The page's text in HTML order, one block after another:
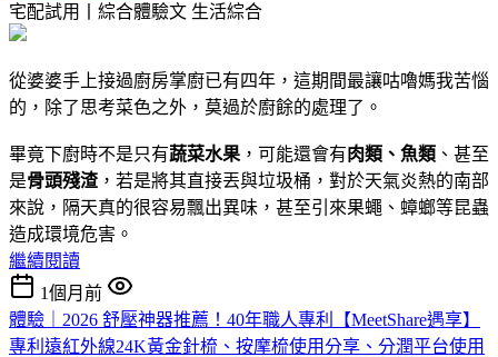
宅配試用丨綜合體驗文 生活綜合
從婆婆手上接過廚房掌廚已有四年，這期間最讓咕嚕媽我苦惱
的，除了思考菜色之外，莫過於廚餘的處理了。
畢竟下廚時不是只有蔬菜水果 ，可能還會有肉類、魚類 、甚至
是骨頭殘渣 ，若是將其直接丟與垃圾桶，對於天氣炎熱的南部
來說，隔天真的很容易飄出異味，甚至引來果蠅、蟑螂等昆蟲
造成環境危害。
繼續閱讀
1個月前
體驗｜2026 舒壓神器推薦！40年職人專利【MeetShare遇享】
專利遠紅外線24K黃金針梳、按摩梳使用分享、分潤平台使用